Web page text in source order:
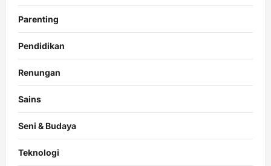
Parenting
Pendidikan
Renungan
Sains
Seni & Budaya
Teknologi